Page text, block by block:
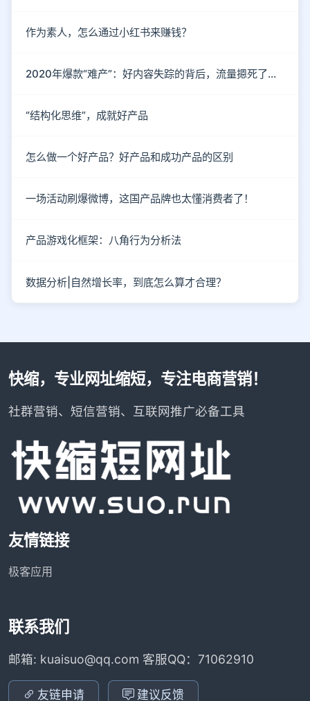
作为素人，怎么通过小红书来赚钱？
2020年爆款“难产”：好内容失踪的背后，流量摁死了内容
“结构化思维”，成就好产品
怎么做一个好产品？好产品和成功产品的区别
一场活动刷爆微博，这国产品牌也太懂消费者了！
产品游戏化框架：八角行为分析法
数据分析|自然增长率，到底怎么算才合理？
快缩，专业网址缩短，专注电商营销！
社群营销、短信营销、互联网推广必备工具
友情链接
极客应用
联系我们
邮箱: kuaisuo@qq.com 客服QQ：71062910
友链申请 建议反馈